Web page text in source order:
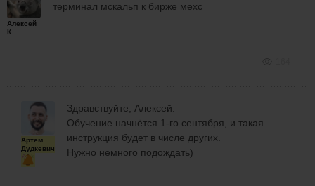
Алексей
К
терминал мскальп к бирже мехс
Артём
Дудкевич
Здравствуйте, Алексей.
Обучение начнётся 1-го сентября, и такая
инструкция будет в числе других.
Нужно немного подождать)